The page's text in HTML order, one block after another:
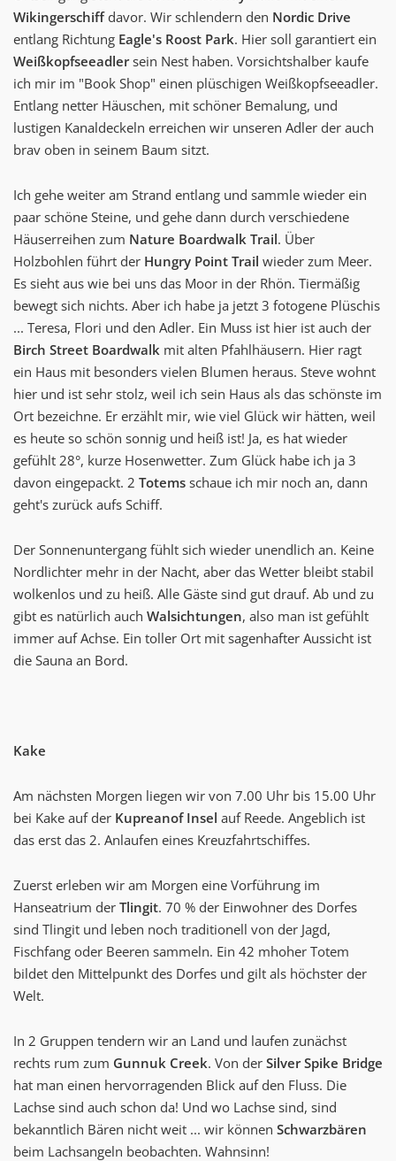
Wikingerschiffdavor. Wir schlendern den Nordic Drive
entlang Richtung Eagle's Roost Park. Hier soll garantiert ein
Weißkopfseeadlersein Nest haben. Vorsichtshalber kaufe
ich mir im "Book Shop" einen plüschigen Weißkopfseeadler.
Entlang netter Häuschen, mit schöner Bemalung, und
lustigen Kanaldeckeln erreichen wir unseren Adler der auch
brav oben in seinem Baum sitzt.
Ich gehe weiter am Strand entlang und sammle wieder ein
paar schöne Steine, und gehe dann durch verschiedene
Häuserreihen zum Nature Boardwalk Trail. Über
Holzbohlen führt der Hungry Point Trail wieder zum Meer.
Es sieht aus wie bei uns das Moor in der Rhön. Tiermäßig
bewegt sich nichts. Aber ich habe ja jetzt 3 fotogene Plüschis
... Teresa, Flori und den Adler. Ein Muss ist hier ist auch der
Birch Street Boardwalk mit alten Pfahlhäusern. Hier ragt
ein Haus mit besonders vielen Blumen heraus. Steve wohnt
hier und ist sehr stolz, weil ich sein Haus als das schönste im
Ort bezeichne. Er erzählt mir, wie viel Glück wir hätten, weil
es heute so schön sonnig und heiß ist! Ja, es hat wieder
gefühlt 28°, kurze Hosenwetter. Zum Glück habe ich ja 3
davon eingepackt. 2 Totems schaue ich mir noch an, dann
geht's zurück aufs Schiff.
Der Sonnenuntergang fühlt sich wieder unendlich an. Keine
Nordlichter mehr in der Nacht, aber das Wetter bleibt stabil
wolkenlos und zu heiß. Alle Gäste sind gut drauf. Ab und zu
gibt es natürlich auch Walsichtungen, also man ist gefühlt
immer auf Achse. Ein toller Ort mit sagenhafter Aussicht ist
die Sauna an Bord.
Kake
Am nächsten Morgen liegen wir von 7.00 Uhr bis 15.00 Uhr
bei Kake auf der Kupreanof Insel auf Reede. Angeblich ist
das erst das 2. Anlaufen eines Kreuzfahrtschiffes.
Zuerst erleben wir am Morgen eine Vorführung im
Hanseatrium der Tlingit. 70 % der Einwohner des Dorfes
sind Tlingit und leben noch traditionell von der Jagd,
Fischfang oder Beeren sammeln. Ein 42 mhoher Totem
bildet den Mittelpunkt des Dorfes und gilt als höchster der
Welt.
In 2 Gruppen tendern wir an Land und laufen zunächst
rechts rum zum Gunnuk Creek. Von der Silver Spike Bridge
hat man einen hervorragenden Blick auf den Fluss. Die
Lachse sind auch schon da! Und wo Lachse sind, sind
bekanntlich Bären nicht weit ... wir können Schwarzbären
beim Lachsangeln beobachten. Wahnsinn!